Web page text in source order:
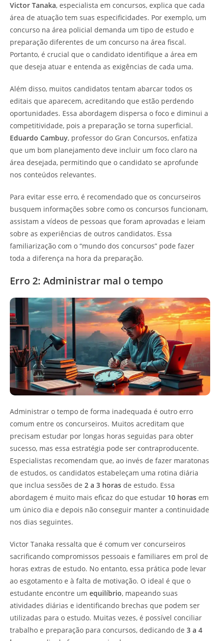
Victor Tanaka, especialista em concursos, explica que cada
área de atuação tem suas especificidades. Por exemplo, um
concurso na área policial demanda um tipo de estudo e
preparação diferentes de um concurso na área fiscal.
Portanto, é crucial que o candidato identifique a área em
que deseja atuar e entenda as exigências de cada uma.
Além disso, muitos candidatos tentam abarcar todos os
editais que aparecem, acreditando que estão perdendo
oportunidades. Essa abordagem dispersa o foco e diminui a
competitividade, pois a preparação se torna superficial.
Eduardo Cambuy, professor do Gran Concursos, enfatiza
que um bom planejamento deve incluir um foco claro na
área desejada, permitindo que o candidato se aprofunde
nos conteúdos relevantes.
Para evitar esse erro, é recomendado que os concurseiros
busquem informações sobre como os concursos funcionam,
assistam a vídeos de pessoas que foram aprovadas e leiam
sobre as experiências de outros candidatos. Essa
familiarização com o “mundo dos concursos” pode fazer
toda a diferença na hora da preparação.
Erro 2: Administrar mal o tempo
Administrar o tempo de forma inadequada é outro erro
comum entre os concurseiros. Muitos acreditam que
precisam estudar por longas horas seguidas para obter
sucesso, mas essa estratégia pode ser contraproducente.
Especialistas recomendam que, ao invés de fazer maratonas
de estudos, os candidatos estabeleçam uma rotina diária
que inclua sessões de 2 a 3 horas de estudo. Essa
abordagem é muito mais eficaz do que estudar 10 horas em
um único dia e depois não conseguir manter a continuidade
nos dias seguintes.
Victor Tanaka ressalta que é comum ver concurseiros
sacrificando compromissos pessoais e familiares em prol de
horas extras de estudo. No entanto, essa prática pode levar
ao esgotamento e à falta de motivação. O ideal é que o
estudante encontre um equilíbrio, mapeando suas
atividades diárias e identificando brechas que podem ser
utilizadas para o estudo. Muitas vezes, é possível conciliar
trabalho e preparação para concursos, dedicando de 3 a 4